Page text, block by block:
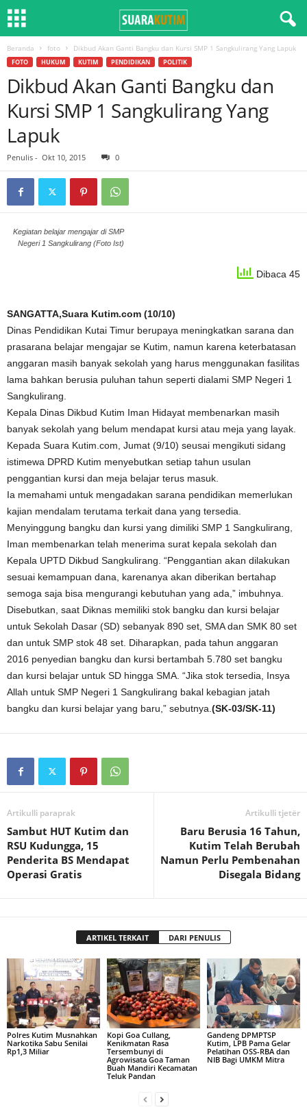
Beranda foto Dikbud Akan Ganti Bangku dan Kursi SMP 1 Sangkulirang Yang Lapuk
FOTO HUKUM KUTIM PENDIDIKAN POLITIK
Dikbud Akan Ganti Bangku dan
Kursi SMP 1 Sangkulirang Yang
Lapuk
Penulis - Okt 10, 2015 0
Kegiatan belajar mengajar di SMP
Negeri 1 Sangkulirang (Foto Ist)
Dibaca 45
SANGATTA,Suara Kutim.com (10/10)
Dinas Pendidikan Kutai Timur berupaya meningkatkan sarana dan
prasarana belajar mengajar se Kutim, namun karena keterbatasan
anggaran masih banyak sekolah yang harus menggunakan fasilitas
lama bahkan berusia puluhan tahun seperti dialami SMP Negeri 1
Sangkulirang.
Kepala Dinas Dikbud Kutim Iman Hidayat membenarkan masih
banyak sekolah yang belum mendapat kursi atau meja yang layak.
Kepada Suara Kutim.com, Jumat (9/10) seusai mengikuti sidang
istimewa DPRD Kutim menyebutkan setiap tahun usulan
penggantian kursi dan meja belajar terus masuk.
Ia memahami untuk mengadakan sarana pendidikan memerlukan
kajian mendalam terutama terkait dana yang tersedia.
Menyinggung bangku dan kursi yang dimiliki SMP 1 Sangkulirang,
Iman membenarkan telah menerima surat kepala sekolah dan
Kepala UPTD Dikbud Sangkulirang. “Penggantian akan dilakukan
sesuai kemampuan dana, karenanya akan diberikan bertahap
semoga saja bisa mengurangi kebutuhan yang ada,” imbuhnya.
Disebutkan, saat Diknas memiliki stok bangku dan kursi belajar
untuk Sekolah Dasar (SD) sebanyak 890 set, SMA dan SMK 80 set
dan untuk SMP stok 48 set. Diharapkan, pada tahun anggaran
2016 penyedian bangku dan kursi bertambah 5.780 set bangku
dan kursi belajar untuk SD hingga SMA. “Jika stok tersedia, Insya
Allah untuk SMP Negeri 1 Sangkulirang bakal kebagian jatah
bangku dan kursi belajar yang baru,” sebutnya. (SK-03/SK-11)
Artikulli paraprak
Sambut HUT Kutim dan
RSU Kudungga, 15
Penderita BS Mendapat
Operasi Gratis
Artikulli tjetër
Baru Berusia 16 Tahun,
Kutim Telah Berubah
Namun Perlu Pembenahan
Disegala Bidang
ARTIKEL TERKAIT DARI PENULIS
Polres Kutim Musnahkan
Narkotika Sabu Senilai
Rp1,3 Miliar
Kopi Goa Cullang,
Kenikmatan Rasa
Tersembunyi di
Agrowisata Goa Taman
Buah Mandiri Kecamatan
Teluk Pandan
Gandeng DPMPTSP
Kutim, LPB Pama Gelar
Pelatihan OSS-RBA dan
NIB Bagi UMKM Mitra